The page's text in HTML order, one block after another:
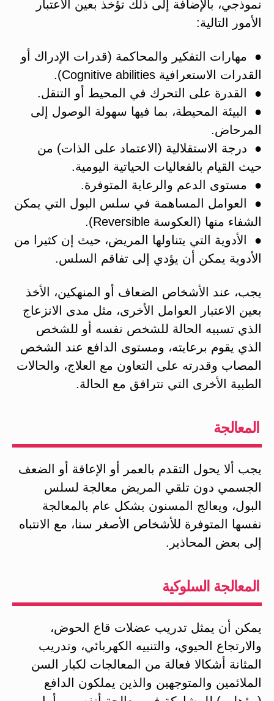
نموذجي، بالإضافة إلى ذلك تؤخذ بعين الاعتبار
الأمور التالية:
● مهارات التفكير والمحاكمة (قدرات الإدراك أو
القدرات الاستعرافية Cognitive abilities).
● القدرة على التحرك في المحيط أو التنقل.
● البيئة المحيطة، بما فيها سهولة الوصول إلى
المرحاض.
● درجة الاستقلالية (الاعتماد على الذات) من
حيث القيام بالفعاليات الحياتية اليومية.
● مستوى الدعم والرعاية المتوفرة.
● العوامل المساهمة في سلس البول التي يمكن
الشفاء منها (العكوسة Reversible).
● الأدوية التي يتناولها المريض، حيث إن كثيرا من
الأدوية يمكن أن يؤدي إلى تفاقم السلس.
يجب، عند الأشخاص الضعاف أو المنهكين، الأخذ
بعين الاعتبار العوامل الأخرى، مثل مدى الانزعاج
الذي تسببه الحالة للشخص نفسه أو للشخص
الذي يقوم برعايته، ومستوى الدافع عند الشخص
المصاب وقدرته على التعاون مع العلاج، والحالات
الطبية الأخرى التي تترافق مع الحالة.
المعالجة
يجب ألا يحول التقدم بالعمر أو الإعاقة أو الضعف
الجسمي دون تلقي المريض معالجة لسلس
البول، ويعالج المسنون بشكل عام بالمعالجة
نفسها المتوفرة للأشخاص الأصغر سنا، مع الانتباه
إلى بعض المحاذير.
المعالجة السلوكية
يمكن أن يمثل تدريب عضلات قاع الحوض،
والارتجاع الحيوي، والتنبيه الكهربائي، وتدريب
المثانة أشكالا فعالة من المعالجات لكبار السن
الملائمين والمتوجهين والذين يملكون الدافع